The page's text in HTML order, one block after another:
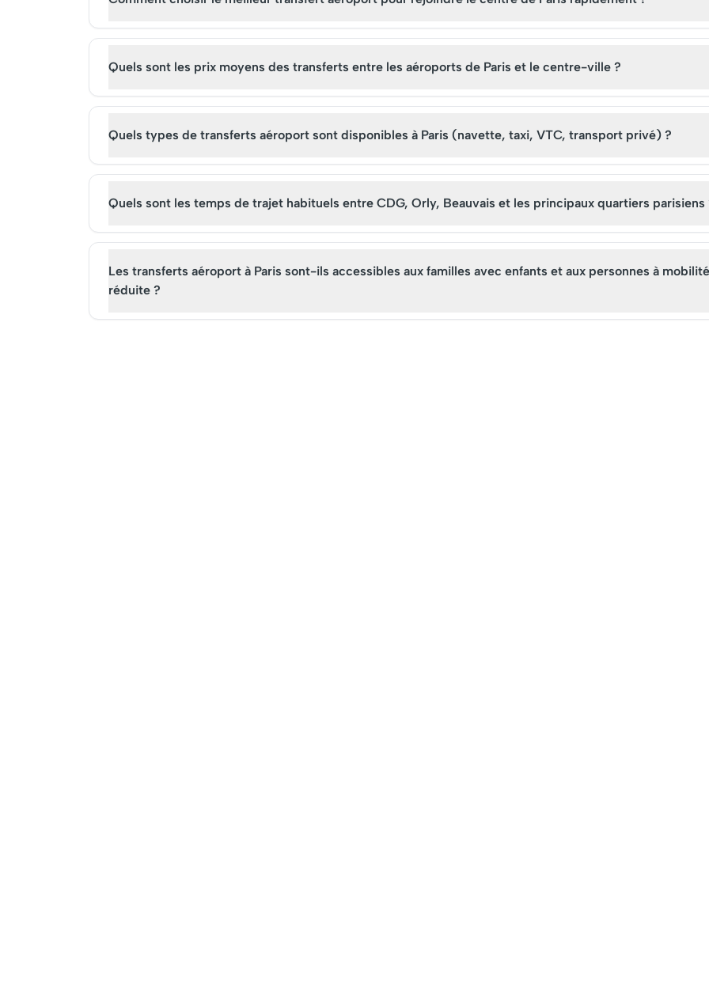
Quels sont les prix moyens des transferts entre les aéroports de Paris et le centre-ville ?
Quels types de transferts aéroport sont disponibles à Paris (navette, taxi, VTC, transport privé) ?
Quels sont les temps de trajet habituels entre CDG, Orly, Beauvais et les principaux quartiers parisiens
Les transferts aéroport à Paris sont-ils accessibles aux familles avec enfants et aux personnes à mobilité
réduite ?